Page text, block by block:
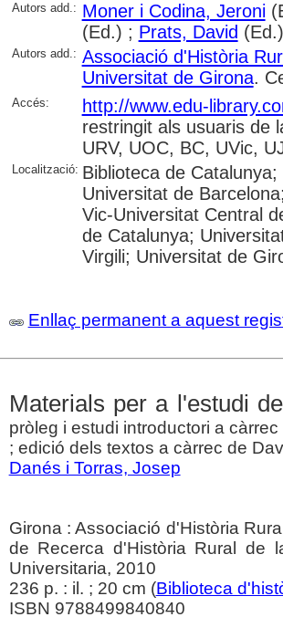
Autors add.: Moner i Codina, Jeroni
(Ed.) ; Prats, David (Ed.)
Autors add.: Associació d'Història
Universitat de Girona.
Accés:
http://www.edu-
restringit als usuaris de
URV, UOC, BC, UVic,
Localització: Biblioteca de
Universitat de
Vic-Universitat Central
de Catalunya;
Virgili; Universitat de
Enllaç permanent a aquest
Materials per a l'estudi
pròleg i estudi introductori a
; edició dels textos a càrrec de
Danés i Torras, Josep
Girona : Associació d'Història
de Recerca d'Història Rural de
Universitaria, 2010
236 p. : il. ; 20 cm (Biblioteca
ISBN 9788499840840